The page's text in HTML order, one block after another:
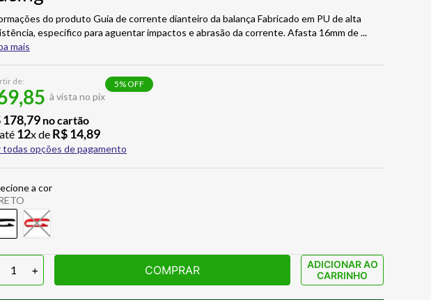
do produto Guia de corrente dianteiro da balança Fabricado em PU de alta
específico para aguentar impactos e abrasão da corrente. Afasta 16mm de...
mais
de:
à vista no pix
5% OFF
178,79 no cartão
12x de R$14,89
todas opções de pagamento
1 + COMPRAR
ADICIONAR AO
CARRINHO